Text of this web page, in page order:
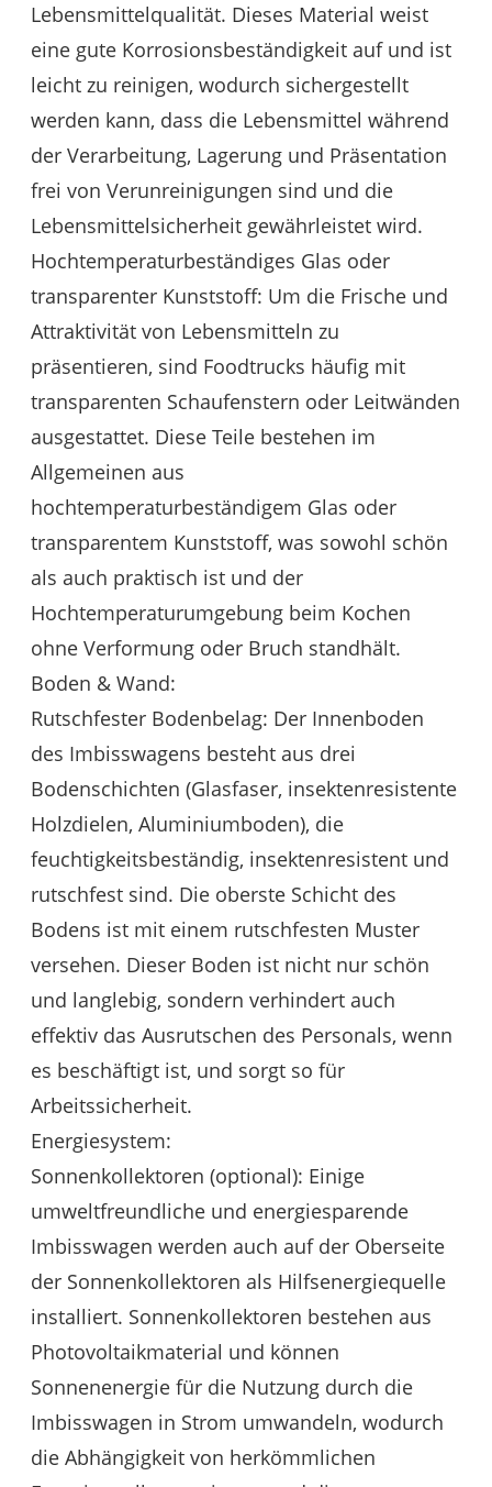
Lebensmittelqualität. Dieses Material weist
eine gute Korrosionsbeständigkeit auf und ist
leicht zu reinigen, wodurch sichergestellt
werden kann, dass die Lebensmittel während
der Verarbeitung, Lagerung und Präsentation
frei von Verunreinigungen sind und die
Lebensmittelsicherheit gewährleistet wird.
Hochtemperaturbeständiges Glas oder
transparenter Kunststoff: Um die Frische und
Attraktivität von Lebensmitteln zu
präsentieren, sind Foodtrucks häufig mit
transparenten Schaufenstern oder Leitwänden
ausgestattet. Diese Teile bestehen im
Allgemeinen aus
hochtemperaturbeständigem Glas oder
transparentem Kunststoff, was sowohl schön
als auch praktisch ist und der
Hochtemperaturumgebung beim Kochen
ohne Verformung oder Bruch standhält.
Boden & Wand:
Rutschfester Bodenbelag: Der Innenboden
des Imbisswagens besteht aus drei
Bodenschichten (Glasfaser, insektenresistente
Holzdielen, Aluminiumboden), die
feuchtigkeitsbeständig, insektenresistent und
rutschfest sind. Die oberste Schicht des
Bodens ist mit einem rutschfesten Muster
versehen. Dieser Boden ist nicht nur schön
und langlebig, sondern verhindert auch
effektiv das Ausrutschen des Personals, wenn
es beschäftigt ist, und sorgt so für
Arbeitssicherheit.
Energiesystem:
Sonnenkollektoren (optional): Einige
umweltfreundliche und energiesparende
Imbisswagen werden auch auf der Oberseite
der Sonnenkollektoren als Hilfsenergiequelle
installiert. Sonnenkollektoren bestehen aus
Photovoltaikmaterial und können
Sonnenenergie für die Nutzung durch die
Imbisswagen in Strom umwandeln, wodurch
die Abhängigkeit von herkömmlichen